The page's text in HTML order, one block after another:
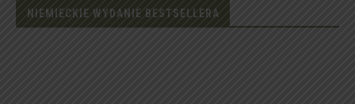
NIEMIECKIE WYDANIE BESTSELLERA